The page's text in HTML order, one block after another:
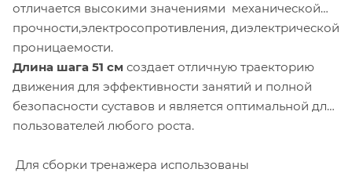
отличается высокими значениями механической
прочности,электросопротивления, диэлектрической
проницаемости.
Длина шага 51 см создает отличную траекторию
движения для эффективности занятий и полной
безопасности суставов и является оптимальной для
пользователей любого роста.
Для сборки тренажера использованы